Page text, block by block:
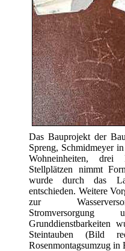
Das Bauprojekt der
Spreng, Schmidmeyer
Wohneinheiten, drei
Stellplätzen nimmt
wurde durch das
entschieden. Weitere
zur
Grunddienstbarkeiten
Steintauben (Bild
Rosenmontagsumzug in